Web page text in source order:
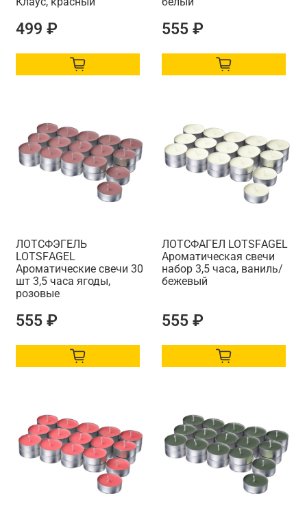
499 ₽ 555 ₽
ЛОТСФЭГЕЛЬ
LOTSFАGEL
Ароматические свечи 30
шт 3,5 часа ягоды,
розовые
555 ₽
ЛОТСФАГЕЛ LOTSFАGEL
Ароматическая свечи
набор 3,5 часа, ваниль/
бежевый
555 ₽